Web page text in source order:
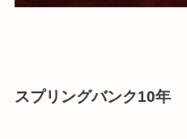
スプリングバンク10年